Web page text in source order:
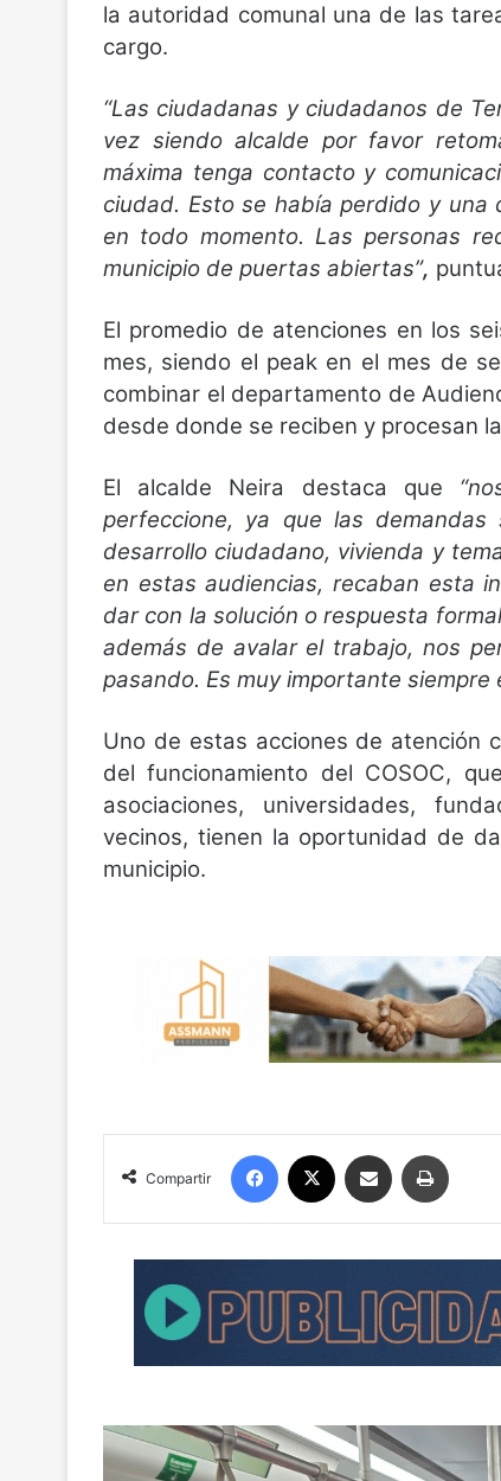
la autoridad comunal una de las
cargo.
“Las ciudadanas y ciudadanos de
vez siendo alcalde por favor
máxima tenga contacto y
ciudad. Esto se había perdido y
en todo momento. Las personas
municipio de puertas abiertas”,
El promedio de atenciones en los
mes, siendo el peak en el mes de
combinar el departamento de
desde donde se reciben y procesan
El alcalde Neira destaca que
perfeccione, ya que las
desarrollo ciudadano, vivienda y
en estas audiencias, recaban esta
dar con la solución o respuesta
además de avalar el trabajo, nos
pasando. Es muy importante
Uno de estas acciones de atención
del funcionamiento del COSOC,
asociaciones, universidades,
vecinos, tienen la oportunidad de
municipio.
Compartir